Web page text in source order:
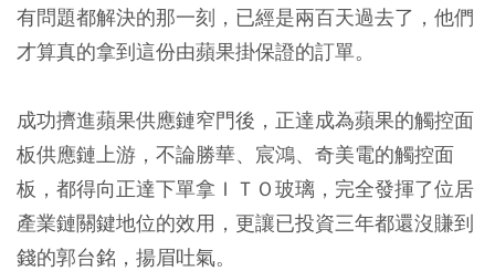
有問題都解決的那一刻，已經是兩百天過去了，他們
才算真的拿到這份由蘋果掛保證的訂單。
成功擠進蘋果供應鏈窄門後，正達成為蘋果的觸控面
板供應鏈上游，不論勝華、宸鴻、奇美電的觸控面
板，都得向正達下單拿ＩＴＯ玻璃，完全發揮了位居
產業鏈關鍵地位的效用，更讓已投資三年都還沒賺到
錢的郭台銘，揚眉吐氣。